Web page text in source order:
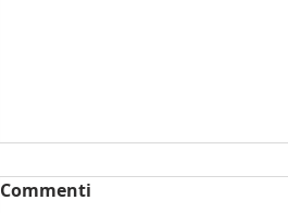
Commenti